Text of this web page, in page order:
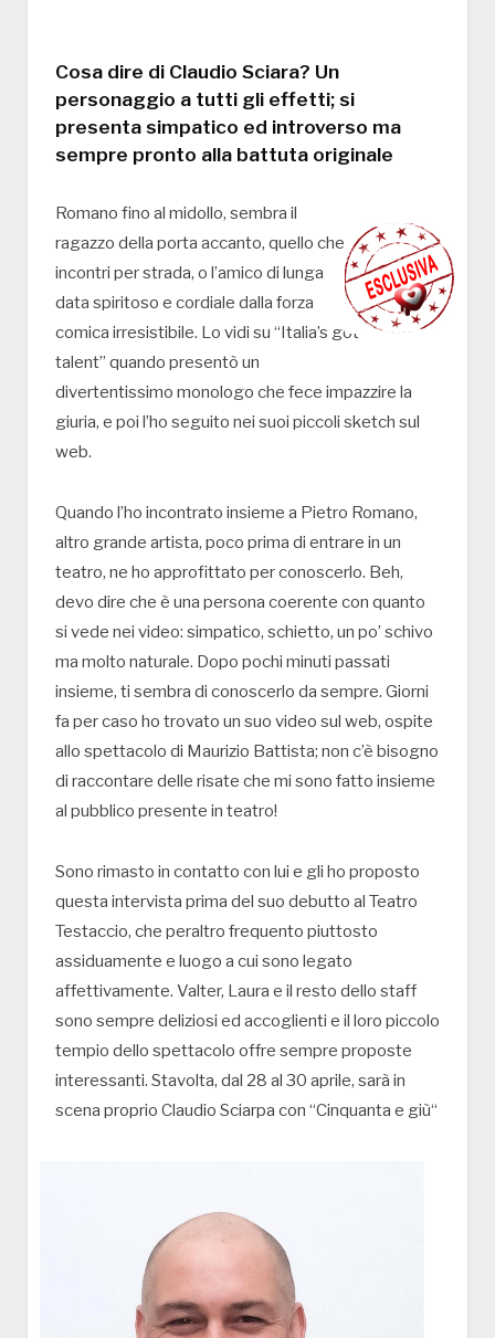
Cosa dire di Claudio Sciara? Un
personaggio a tutti gli effetti; si
presenta simpatico ed introverso ma
sempre pronto alla battuta originale
Romano fino al midollo, sembra il
ragazzo della porta accanto, quello che
incontri per strada, o l’amico di lunga
data spiritoso e cordiale dalla forza
comica irresistibile. Lo vidi su “Italia’s got
talent” quando presentò un
divertentissimo monologo che fece impazzire la
giuria, e poi l’ho seguito nei suoi piccoli sketch sul
web.
Quando l’ho incontrato insieme a Pietro Romano,
altro grande artista, poco prima di entrare in un
teatro, ne ho approfittato per conoscerlo. Beh,
devo dire che è una persona coerente con quanto
si vede nei video: simpatico, schietto, un po’ schivo
ma molto naturale. Dopo pochi minuti passati
insieme, ti sembra di conoscerlo da sempre. Giorni
fa per caso ho trovato un suo video sul web, ospite
allo spettacolo di Maurizio Battista; non c’è bisogno
di raccontare delle risate che mi sono fatto insieme
al pubblico presente in teatro!
Sono rimasto in contatto con lui e gli ho proposto
questa intervista prima del suo debutto al Teatro
Testaccio, che peraltro frequento piuttosto
assiduamente e luogo a cui sono legato
affettivamente. Valter, Laura e il resto dello staff
sono sempre deliziosi ed accoglienti e il loro piccolo
tempio dello spettacolo offre sempre proposte
interessanti. Stavolta, dal 28 al 30 aprile, sarà in
scena proprio Claudio Sciarpa con “Cinquanta e giù“